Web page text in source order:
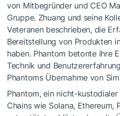
von Mitbegründer und CEO
Gruppe. Zhuang und seine
Veteranen beschrieben, die
Bereitstellung von Produkten
haben. Phantom betonte ihre
Technik und
Phantoms Übernahme von
Phantom, ein nicht-
Chains wie Solana, Ethereum,